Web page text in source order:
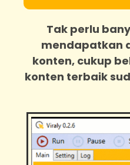
Tak perlu
mendapatkan
konten, cukup
konten terbaik